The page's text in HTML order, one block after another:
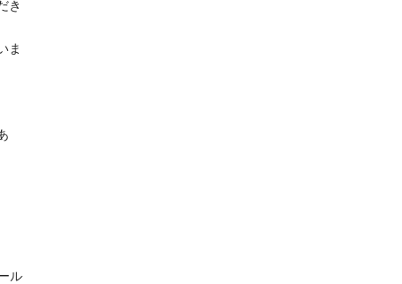
き
ま
ル